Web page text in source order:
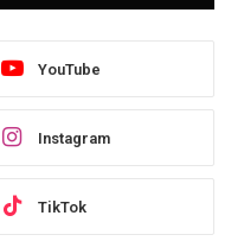
YouTube
Instagram
TikTok